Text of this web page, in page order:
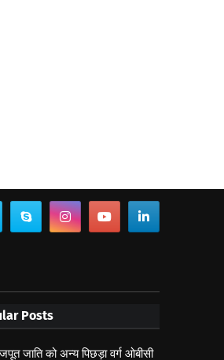
Posts
जाति को अन्य पिछड़ा वर्ग ओबीसी